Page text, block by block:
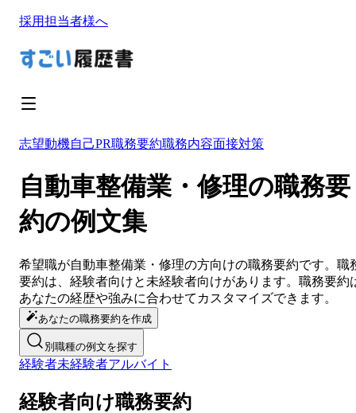
採用担当者様へ
志望動機自己PR職務要約職務内容面接対策
自動車整備業・修理の職務要
約の例文集
希望職が自動車整備業・修理の方向けの職務要約です。 職
要約は、経験者向けと未経験者向けがあります。 職務要約
あなたの経歴や強みに合わせてカスタマイズできます。
あなたの職務要約を作成
別職種の例文を探す
経験者未経験者アルバイト
経験者向け職務要約